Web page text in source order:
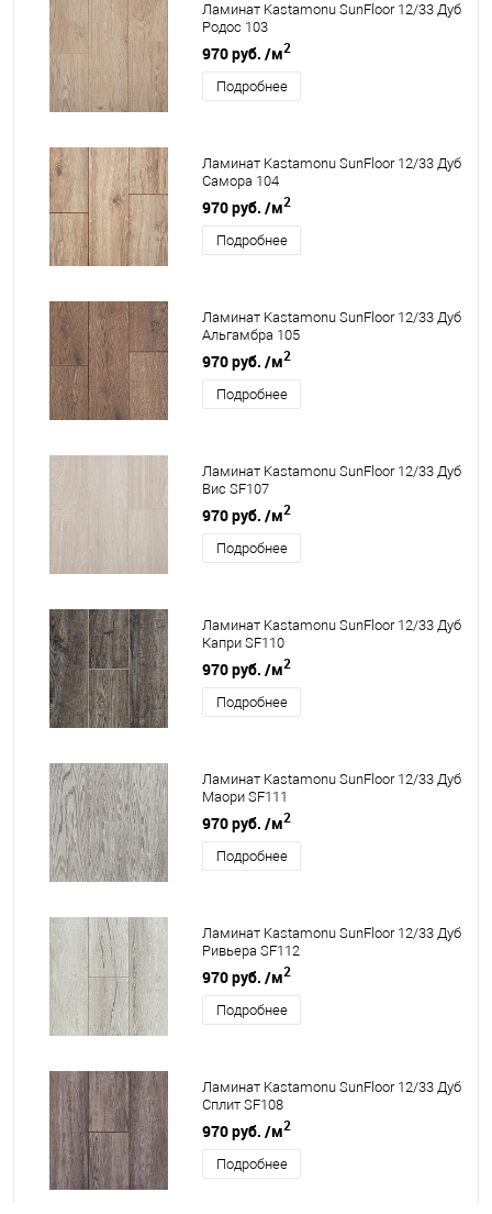
Ламинат Kastamonu SunFloor 12/33 Дуб
Родос 103
970 руб. /м2
Подробнее
Ламинат Kastamonu SunFloor 12/33 Дуб
Самора 104
970 руб. /м2
Подробнее
Ламинат Kastamonu SunFloor 12/33 Дуб
Альгамбра 105
970 руб. /м2
Подробнее
Ламинат Kastamonu SunFloor 12/33 Дуб
Вис SF107
970 руб. /м2
Подробнее
Ламинат Kastamonu SunFloor 12/33 Дуб
Капри SF110
970 руб. /м2
Подробнее
Ламинат Kastamonu SunFloor 12/33 Дуб
Маори SF111
970 руб. /м2
Подробнее
Ламинат Kastamonu SunFloor 12/33 Дуб
Ривьера SF112
970 руб. /м2
Подробнее
Ламинат Kastamonu SunFloor 12/33 Дуб
Сплит SF108
970 руб. /м2
Подробнее